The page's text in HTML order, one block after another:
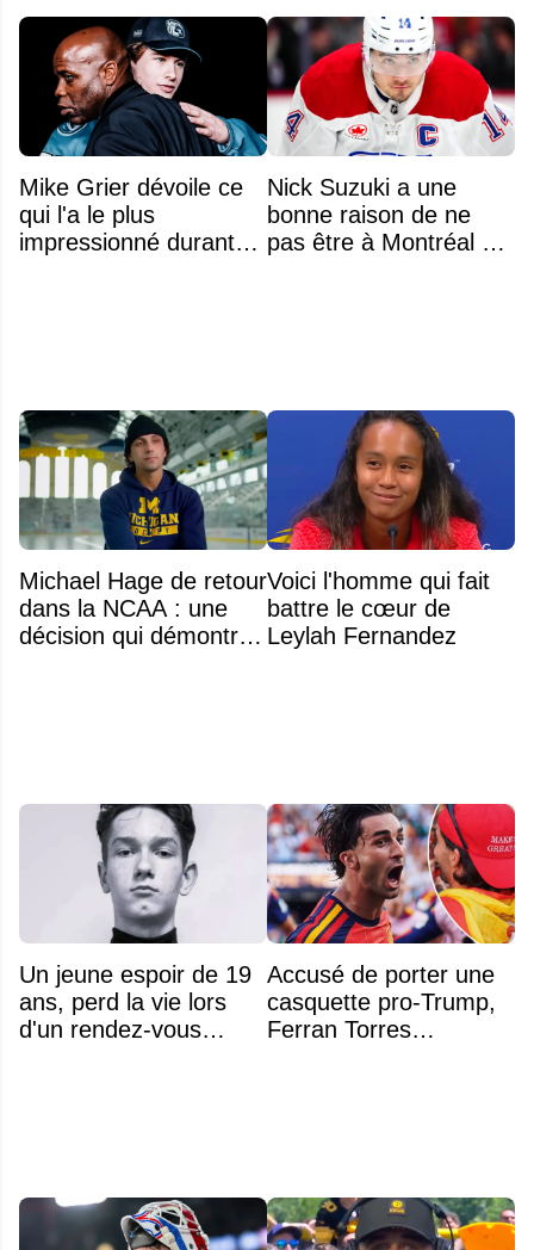
Mike Grier dévoile ce
qui l'a le plus
impressionné durant
Nick Suzuki a une
bonne raison de ne
pas être à Montréal cet
Michael Hage de retour
dans la NCAA : une
décision qui démontre
Voici l'homme qui fait
battre le cœur de
Leylah Fernandez
Un jeune espoir de 19
ans, perd la vie lors
d'un rendez-vous
Accusé de porter une
casquette pro-Trump,
Ferran Torres